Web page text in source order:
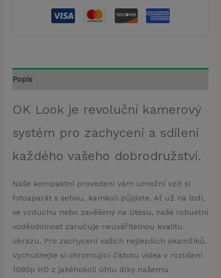
Popis
OK Look je revoluční kamerový
systém pro zachycení a sdílení
každého vašeho dobrodružství.
Naše kompaktní provedení vám umožní vzít si
fotoaparát s sebou, kamkoli půjdete. Ať už na lodi,
ve vzduchu nebo zavěšený na útesu, naše robustní
voděodolnost zaručuje neuvěřitelnou kvalitu
obrazu. Pro zachycení vašich nejlepších okamžiků.
Vychutnejte si ohromující čistotu videa v rozlišení
1080p HD z jakéhokoli úhlu díky našemu